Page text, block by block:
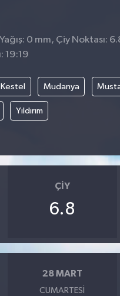
0 mm, Çiy Noktası:
19:19
Kestel Mudanya
Yıldırım
ÇIY
6.8
28 MART
CUMARTESI